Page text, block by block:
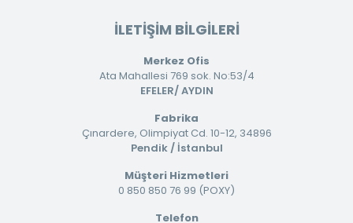
İLETİŞİM BİLGİLERİ
Merkez Ofis
Ata Mahallesi 769 sok. No:53/4
EFELER/ AYDIN
Fabrika
Çınardere, Olimpiyat Cd. 10-12, 34896
Pendik / İstanbul
Müşteri Hizmetleri
0 850 850 76 99 (POXY)
Telefon